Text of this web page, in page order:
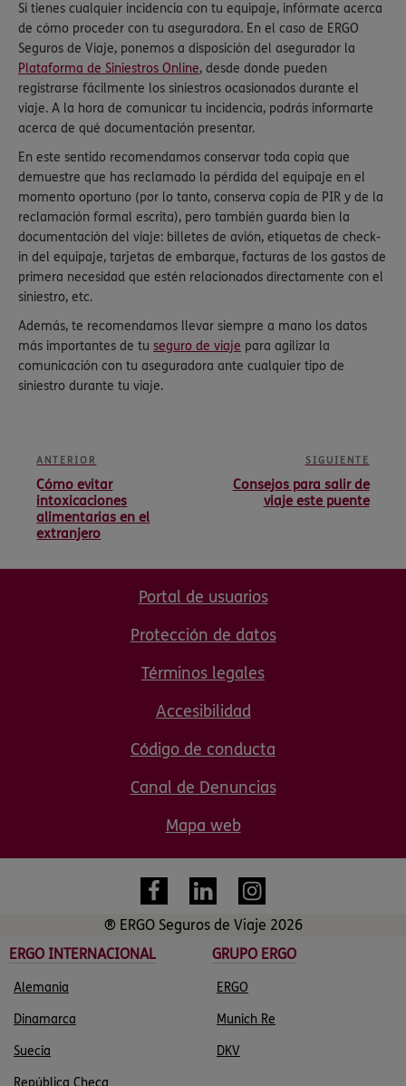
Si tienes cualquier incidencia con tu equipaje, infórmate acerca
de cómo proceder con tu aseguradora. En el caso de ERGO
Seguros de Viaje, ponemos a disposición del asegurador la
Plataforma de Siniestros Online, desde donde pueden
registrarse fácilmente los siniestros ocasionados durante el
viaje. A la hora de comunicar tu incidencia, podrás informarte
acerca de qué documentación presentar.
En este sentido recomendamos conservar toda copia que
demuestre que has reclamado la pérdida del equipaje en el
momento oportuno (por lo tanto, conserva copia de PIR y de la
reclamación formal escrita), pero también guarda bien la
documentación del viaje: billetes de avión, etiquetas de check-
in del equipaje, tarjetas de embarque, facturas de los gastos de
primera necesidad que estén relacionados directamente con el
siniestro, etc.
Además, te recomendamos llevar siempre a mano los datos
más importantes de tu seguro de viaje para agilizar la
comunicación con tu aseguradora ante cualquier tipo de
siniestro durante tu viaje.
ANTERIOR
Cómo evitar
intoxicaciones
alimentarias en el
extranjero
SIGUIENTE
Consejos para salir de
viaje este puente
Portal de usuarios
Protección de datos
Términos legales
Accesibilidad
Código de conducta
Canal de Denuncias
Mapa web
® ERGO Seguros de Viaje 2026
ERGO INTERNACIONAL
GRUPO ERGO
Alemania ERGO
Dinamarca Munich Re
Suecia DKV